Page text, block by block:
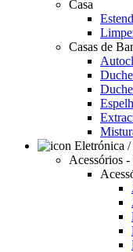
Casa
Casas de
Acessórios